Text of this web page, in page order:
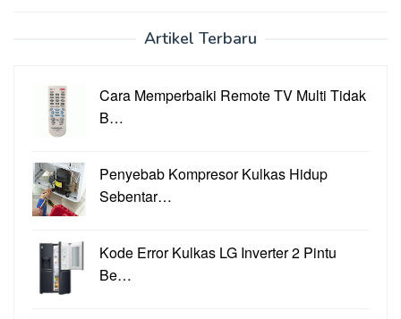
Artikel Terbaru
Cara Memperbaiki Remote TV Multi Tidak
B…
Penyebab Kompresor Kulkas Hidup
Sebentar…
Kode Error Kulkas LG Inverter 2 Pintu
Be…